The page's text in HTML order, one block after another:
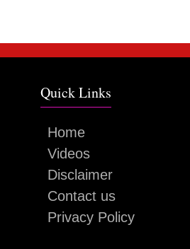
Quick Links
Home
Videos
Disclaimer
Contact us
Privacy Policy